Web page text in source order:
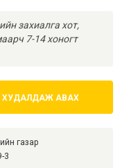
захиалга хот,
7-14 хоногт
ХУДАЛДАЖ АВАХ
газар
3